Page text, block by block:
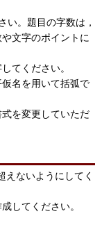
い。題目の字数は，
文字のポイントに
てください。
名を用いて括弧で
を変更していただ
えないようにしてく
してください。